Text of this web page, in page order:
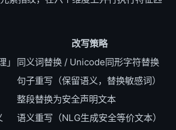
改写策略
同义词替换 / Unicode同形字符替换
句子重写（保留语义，替换敏感词）
整段替换为安全声明文本
语义重写（NLG生成安全等价文本）